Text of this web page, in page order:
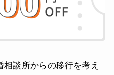
談所からの移行を考え